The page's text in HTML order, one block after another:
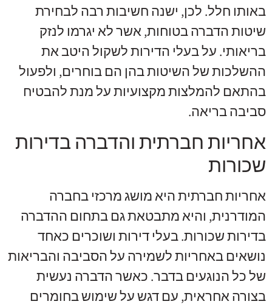
באותו חלל. לכן, ישנה חשיבות רבה לבחירת
שיטות הדברה בטוחות, אשר לא יגרמו לנזק
בריאותי. על בעלי הדירות לשקול היטב את
ההשלכות של השיטות בהן הם בוחרים, ולפעול
בהתאם להמלצות מקצועיות על מנת להבטיח
סביבה בריאה.
אחריות חברתית והדברה בדירות
שכורות
אחריות חברתית היא מושג מרכזי בחברה
המודרנית, והיא מתבטאת גם בתחום ההדברה
בדירות שכורות. בעלי דירות ושוכרים כאחד
נושאים באחריות לשמירה על הסביבה והבריאות
של כל הנוגעים בדבר. כאשר הדברה נעשית
בצורה אחראית, עם דגש על שימוש בחומרים